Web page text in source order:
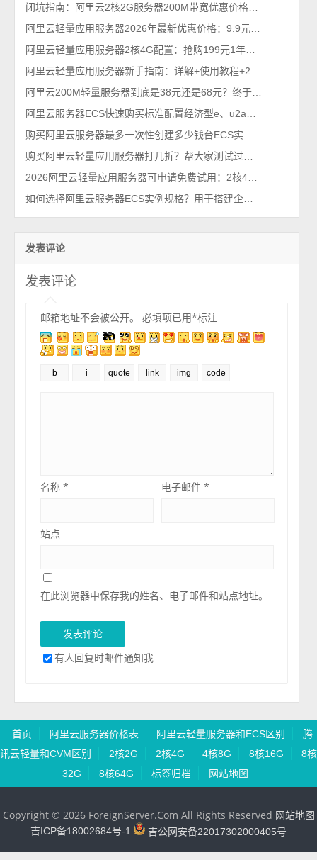
发表评论
发表评论
邮箱地址不会被公开。 必填项已用*标注
名称* 电子邮件*
站点
在此浏览器中保存我的姓名、电子邮件和站点地址。
有人回复时邮件通知我
首页 阿里云服务器价格表 阿里云轻量服务器和ECS区别
腾
讯云轻量和CVM区别
2核2G 2核4G 4核8G 8核16G
8核
32G
8核64G 标签归档 网站地图
Copyright © 2026 ForeignServer.Com All Rights Reserved 网站地图
吉ICP备18002684号-1
吉公网安备22017302000405号